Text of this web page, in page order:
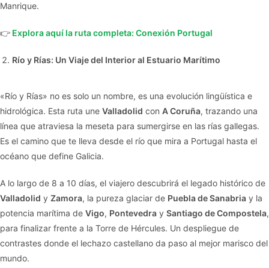
Manrique.
👉 Explora aquí la ruta completa: Conexión Portugal
Río y Rías: Un Viaje del Interior al Estuario Marítimo
«Río y Rías» no es solo un nombre, es una evolución lingüística e
hidrológica. Esta ruta une Valladolid con A Coruña, trazando una
línea que atraviesa la meseta para sumergirse en las rías gallegas.
Es el camino que te lleva desde el río que mira a Portugal hasta el
océano que define Galicia.
A lo largo de 8 a 10 días, el viajero descubrirá el legado histórico de
Valladolid y Zamora, la pureza glaciar de Puebla de Sanabria y la
potencia marítima de Vigo, Pontevedra y Santiago de Compostela,
para finalizar frente a la Torre de Hércules. Un despliegue de
contrastes donde el lechazo castellano da paso al mejor marisco del
mundo.